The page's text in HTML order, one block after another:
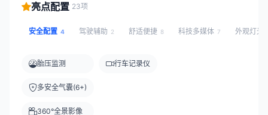
亮点配置 23项
安全配置 4 驾驶辅助 2 舒适便捷 8 科技多媒体 7 外观灯光
胎压监测
多安全气囊(6+)
360°全景影像
行车记录仪